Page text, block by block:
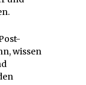
wissen